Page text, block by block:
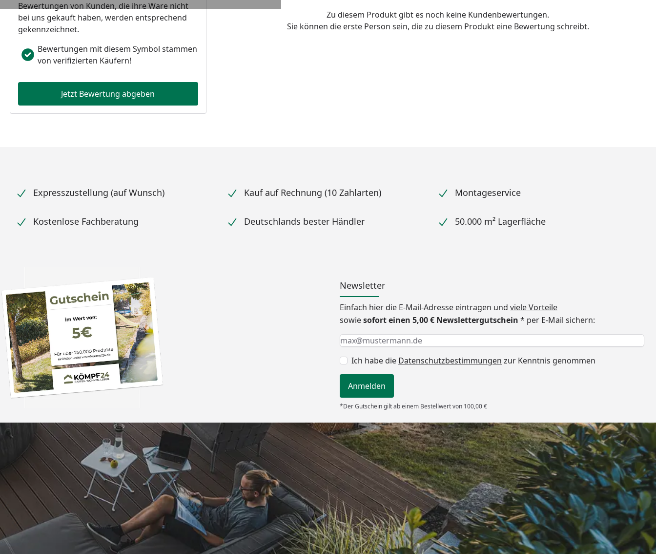
Bewertungen von Kunden, die ihre Ware nicht
bei uns gekauft haben, werden entsprechend
gekennzeichnet.
Bewertungen mit diesem Symbol stammen
von verifizierten Käufern!
Jetzt Bewertung abgeben
Zu diesem Produkt gibt es noch keine Kundenbewertungen.
Sie können die erste Person sein, die zu diesem Produkt eine Bewertung schreibt.
Expresszustellung (auf Wunsch) Kauf auf Rechnung (10 Zahlarten) Montageservice
Kostenlose Fachberatung Deutschlands bester Händler 50.000 m² Lagerfläche
Newsletter
Einfach hier die E-Mail-Adresse eintragen und viele Vorteile
sowiesofort einen 5,00 € Newslettergutschein * per E-Mail sichern:
Keine Eingabe erforderlich
Eingabe erforderlich
E-Mail *
Ich habe die Datenschutzbestimmungen zur Kenntnis genommen
Anmelden
*Der Gutschein gilt ab einem Bestellwert von 100,00 €
Trusted Shops
5,00/ 5
Sehr gut
„Alles perfekt, schnell und
einwandfrei geliefert.“
12.04.2026
Versand